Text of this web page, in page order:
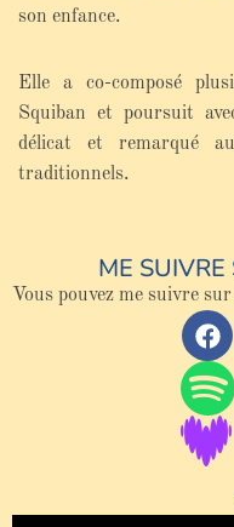
son enfance.
Elle a co-composé
Squiban et poursuit
délicat et remarqué
traditionnels.
ME SUIVRE
Vous pouvez me suivre